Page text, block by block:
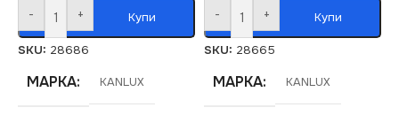
- + Купи
SKU: 28686
МАРКА KANLUX
- + Купи
SKU: 28665
МАРКА KANLUX